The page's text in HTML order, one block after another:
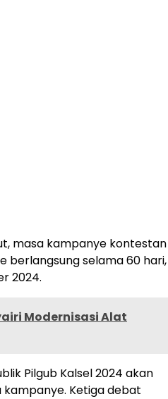
masa kampanye kontestan
berlangsung selama 60 hari,
2024.
Modernisasi Alat
Pilgub Kalsel 2024 akan
Ketiga debat